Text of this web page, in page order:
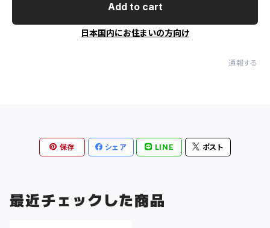
Add to cart
日本国内にお住まいの方向け
通報する
保存 シェア LINE ポスト
最近チェックした商品